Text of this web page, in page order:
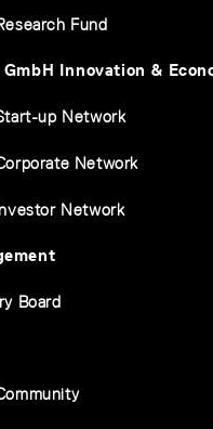
Fund
Innovation &
up Network
Network
Network
Board